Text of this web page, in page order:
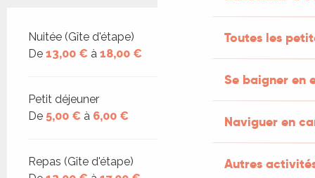
Toutes les
Se baigner en
Naviguer en
Autres
Tarifs 2026
Nuitée (Gîte d'étape)
De 13,00 € à 18,00 €
Petit déjeuner
De 5,00 € à 6,00 €
Repas (Gîte d'étape)